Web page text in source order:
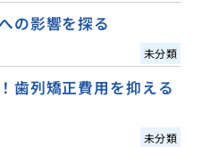
の影響を探る
未分類
歯列矯正費用を抑える
未分類